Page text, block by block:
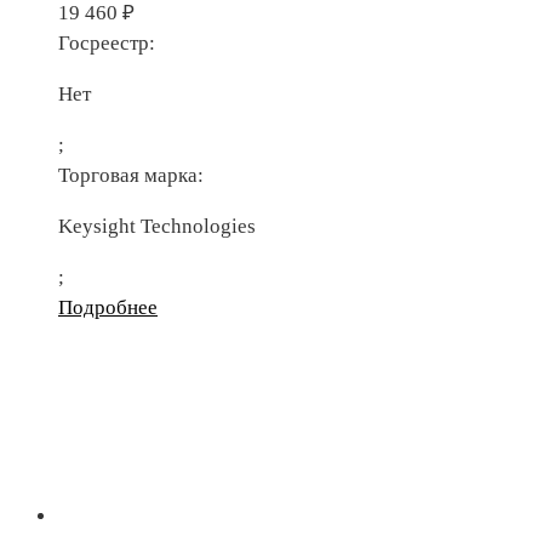
19 460 ₽
Госреестр:
Нет
;
Торговая марка:
Keysight Technologies
;
Подробнее